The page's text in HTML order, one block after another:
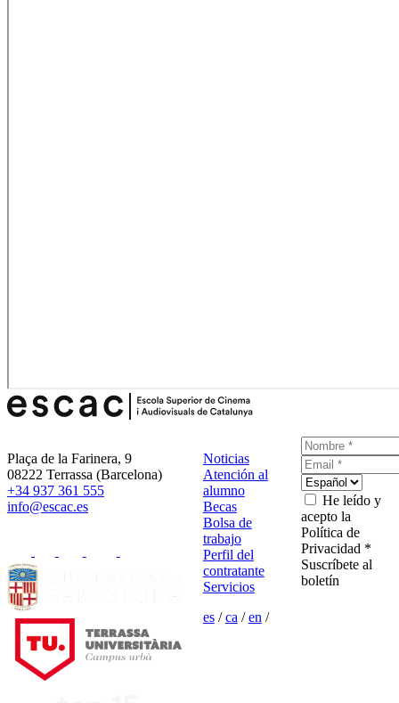
Plaça de la Farinera, 9
08222 Terrassa (Barcelona)
+34 937 361 555
info@escac.es
Noticias
Atención al
alumno
Becas
Bolsa de
trabajo
Perfil del
contratante
Servicios
es/ca /en /
He leído y
acepto la
Política de
Privacidad *
Suscríbete al
boletín